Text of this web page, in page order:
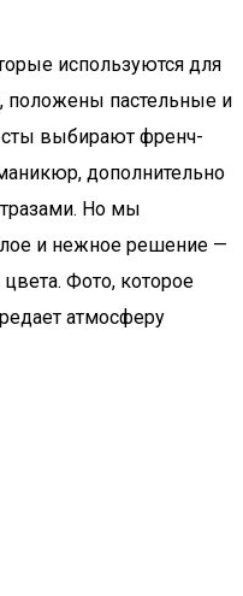
используются для
положены пастельные и
выбирают френч-
дополнительно
Но мы
и нежное решение —
Фото, которое
атмосферу